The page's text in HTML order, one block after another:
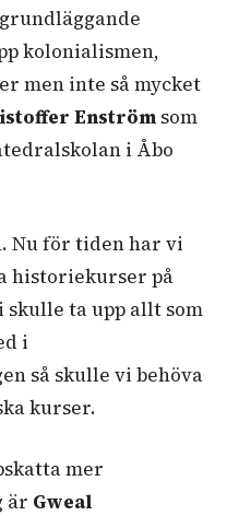
kolonialismen,
men inte så mycket
Enström som
i Åbo
Nu för tiden har vi
historiekurser på
ta upp allt som
i
så skulle vi behöva
kurser.
mer
är Gweal